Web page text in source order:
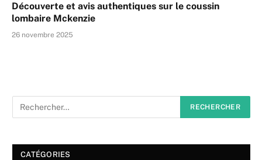
Découverte et avis authentiques sur le coussin
lombaire Mckenzie
26 novembre 2025
CATÉGORIES